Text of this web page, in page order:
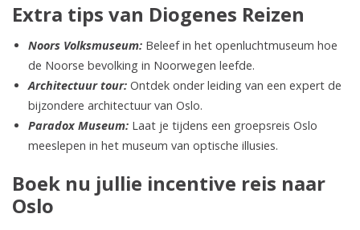
Extra tips van Diogenes Reizen
Noors Volksmuseum: Beleef in het openluchtmuseum hoe
de Noorse bevolking in Noorwegen leefde.
Architectuur tour: Ontdek onder leiding van een expert de
bijzondere architectuur van Oslo.
Paradox Museum: Laat je tijdens een groepsreis Oslo
meeslepen in het museum van optische illusies.
Boek nu jullie incentive reis naar
Oslo